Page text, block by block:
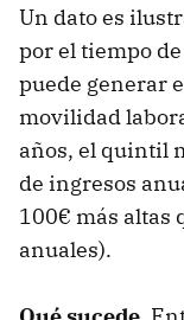
Un dato es
por el tiempo
puede generar
movilidad
años, el quintil
de ingresos
100€ más altas
anuales).